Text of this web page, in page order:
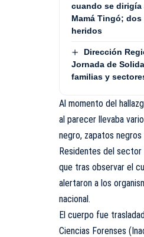
cuando se
Mamá Tingó;
heridos
Dirección
Jornada de
familias y
Al momento del
al parecer llevaba
negro, zapatos
Residentes del sector
que tras observar el
alertaron a los
nacional.
El cuerpo fue
Ciencias Forenses (